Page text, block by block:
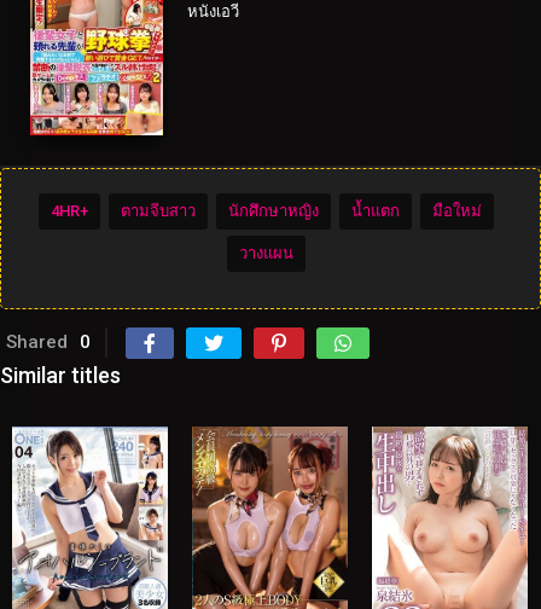
หนังเอวี
4HR+ ตามจีบสาว นักศึกษาหญิง น้ำแตก มือใหม่
วางแผน
Shared 0
Similar titles